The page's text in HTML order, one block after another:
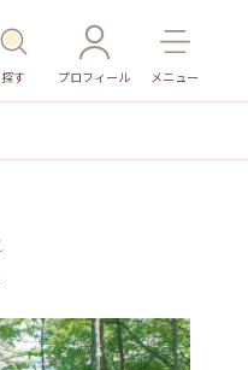
探す プロフィール メニュー
その他施設 ごはん